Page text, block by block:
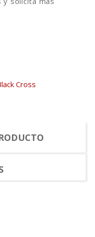
Cross